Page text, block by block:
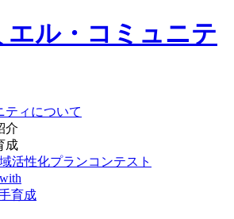
ティについて
介
成
活性化プランコンテスト
育成